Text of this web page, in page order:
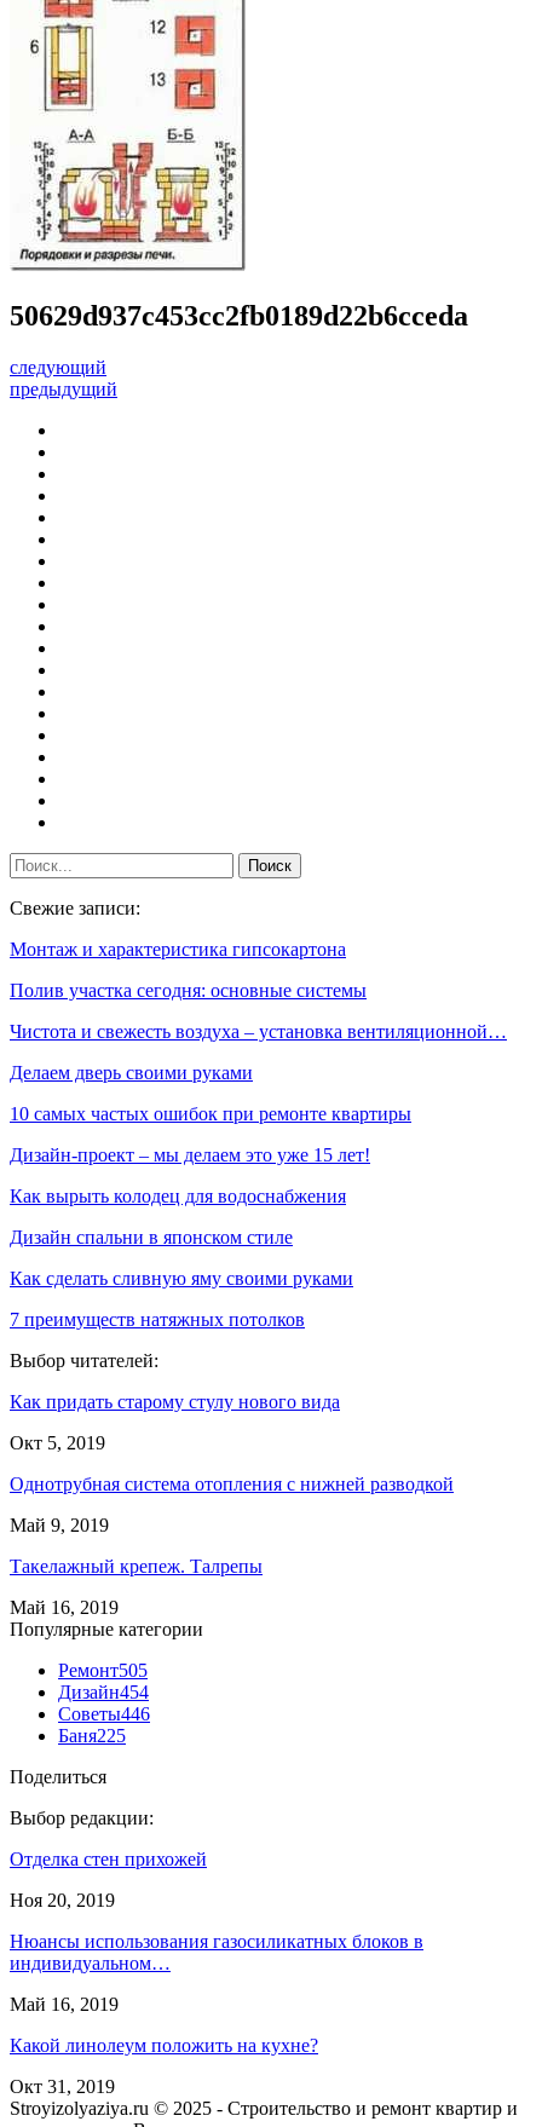
50629d937c453cc2fb0189d22b6cceda
следующий
предыдущий
Свежие записи:
Монтаж и характеристика гипсокартона
Полив участка сегодня: основные системы
Чистота и свежесть воздуха – установка вентиляционной…
Делаем дверь своими руками
10 самых частых ошибок при ремонте квартиры
Дизайн-проект – мы делаем это уже 15 лет!
Как вырыть колодец для водоснабжения
Дизайн спальни в японском стиле
Как сделать сливную яму своими руками
7 преимуществ натяжных потолков
Выбор читателей:
Как придать старому стулу нового вида
Окт 5, 2019
Однотрубная система отопления с нижней разводкой
Май 9, 2019
Такелажный крепеж. Талрепы
Май 16, 2019
Популярные категории
Ремонт505
Дизайн454
Советы446
Баня225
Поделиться
Выбор редакции:
Отделка стен прихожей
Ноя 20, 2019
Нюансы использования газосиликатных блоков в
индивидуальном…
Май 16, 2019
Какой линолеум положить на кухне?
Окт 31, 2019
Stroyizolyaziya.ru © 2025 - Строительство и ремонт квартир и